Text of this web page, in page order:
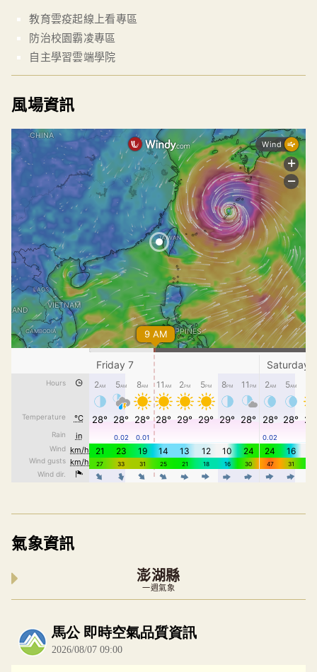
教育雲疫起線上看專區
防治校園霸凌專區
自主學習雲端學院
風場資訊
氣象資訊
澎湖縣
一週氣象
內嵌空氣品質小工具為視覺預覽，完整即時空